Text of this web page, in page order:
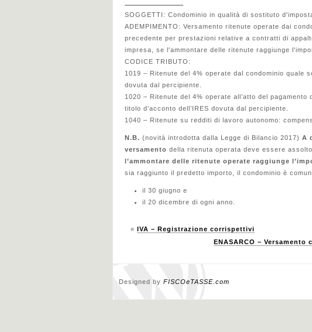
SOGGETTI: Condominio in qualità di sostituto
ADEMPIMENTO: Versamento ritenute operate dai
precedente per prestazioni relative a contratti di
impresa, se l'ammontare delle ritenute raggiunge
CODICE TRIBUTO:
1019 – Ritenute del 4% operate dal condominio quale
dovuta dal percipiente.
1020 – Ritenute del 4% operate all’atto del
titolo d’acconto dell’IRES dovuta dal percipiente.
1040 – Ritenute su redditi di lavoro autonomo:
N.B. (novità introdotta dalla Legge di Bilancio 2017) A
versamento della ritenuta operata deve essere
l’ammontare delle ritenute operate raggiunge
sia raggiunto il predetto importo, il condominio è
il 30 giugno e
il 20 dicembre di ogni anno.
« IVA – Registrazione corrispettivi
ENASARCO –
Designed by FISCOeTASSE.com